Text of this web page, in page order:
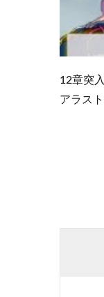
12章突入
アラス